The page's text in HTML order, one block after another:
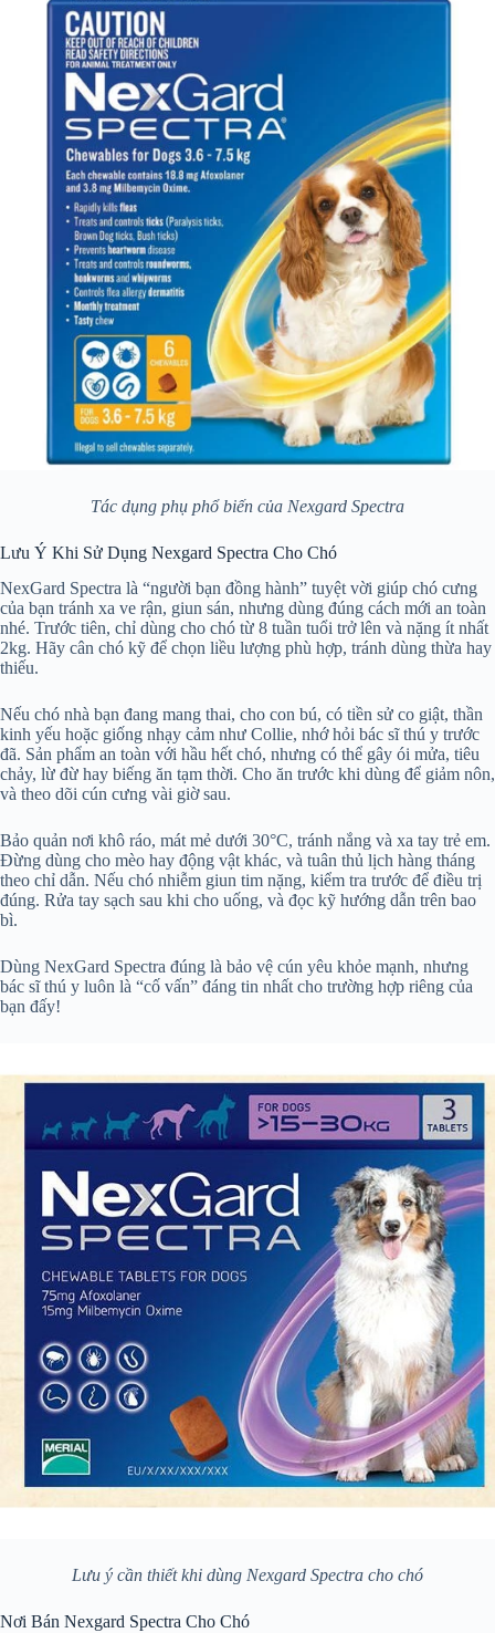
Tác dụng phụ phổ biến của Nexgard Spectra
Lưu Ý Khi Sử Dụng Nexgard Spectra Cho Chó
NexGard Spectra là “người bạn đồng hành” tuyệt vời giúp chó cưng
của bạn tránh xa ve rận, giun sán, nhưng dùng đúng cách mới an toàn
nhé. Trước tiên, chỉ dùng cho chó từ 8 tuần tuổi trở lên và nặng ít nhất
2kg. Hãy cân chó kỹ để chọn liều lượng phù hợp, tránh dùng thừa hay
thiếu.
Nếu chó nhà bạn đang mang thai, cho con bú, có tiền sử co giật, thần
kinh yếu hoặc giống nhạy cảm như Collie, nhớ hỏi bác sĩ thú y trước
đã. Sản phẩm an toàn với hầu hết chó, nhưng có thể gây ói mửa, tiêu
chảy, lừ đừ hay biếng ăn tạm thời. Cho ăn trước khi dùng để giảm nôn,
và theo dõi cún cưng vài giờ sau.
Bảo quản nơi khô ráo, mát mẻ dưới 30°C, tránh nắng và xa tay trẻ em.
Đừng dùng cho mèo hay động vật khác, và tuân thủ lịch hàng tháng
theo chỉ dẫn. Nếu chó nhiễm giun tim nặng, kiểm tra trước để điều trị
đúng. Rửa tay sạch sau khi cho uống, và đọc kỹ hướng dẫn trên bao
bì.
Dùng NexGard Spectra đúng là bảo vệ cún yêu khỏe mạnh, nhưng
bác sĩ thú y luôn là “cố vấn” đáng tin nhất cho trường hợp riêng của
bạn đấy!
Lưu ý cần thiết khi dùng Nexgard Spectra cho chó
Nơi Bán Nexgard Spectra Cho Chó